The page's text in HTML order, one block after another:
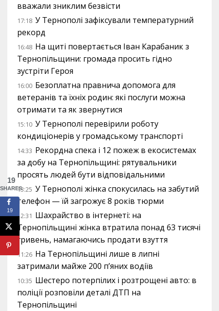
вважали зниклим безвісти
17:18 У Тернополі зафіксували температурний
рекорд
16:48 На щиті повертається Іван Карабаник з
Тернопільщини: громада просить гідно
зустріти Героя
16:00 Безоплатна правнича допомога для
ветеранів та їхніх родин: які послуги можна
отримати та як звернутися
15:10 У Тернополі перевірили роботу
кондиціонерів у громадському транспорті
14:33 Рекордна спека і 12 пожеж в екосистемах
за добу на Тернопільщині: рятувальники
просять людей бути відповідальними
13:25 У Тернополі жінка спокусилась на забутий
телефон — їй загрожує 8 років тюрми
12:31 Шахрайство в інтернеті: на
Тернопільщині жінка втратила понад 63 тисячі
гривень, намагаючись продати взуття
11:26 На Тернопільщині лише в липні
затримали майже 200 п’яних водіїв
10:35 Шестеро потерпілих і розтрощені авто: в
поліції розповіли деталі ДТП на
Тернопільщині
19
SHARES
19